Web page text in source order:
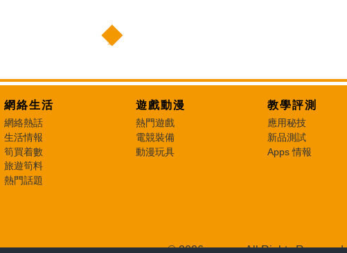
網絡生活
網絡熱話
生活情報
筍買着數
旅遊筍料
熱門話題
遊戲動漫
熱門遊戲
電競裝備
動漫玩具
教學評測
應用秘技
新品測試
Apps 情報
© 2026 e-zone. All Rights Reserved.